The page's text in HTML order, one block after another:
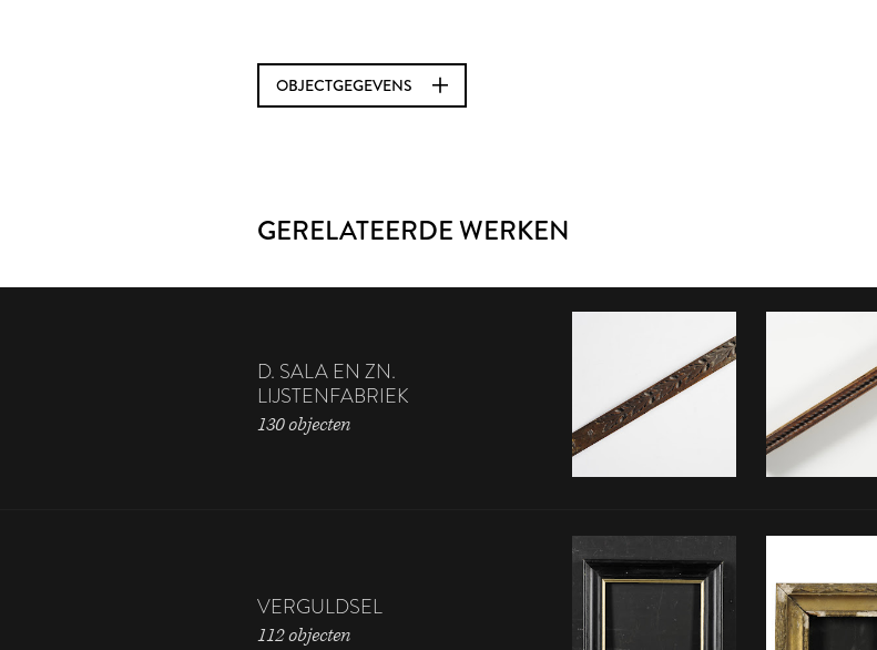
OBJECTGEGEVENS
GERELATEERDE WERKEN
D. SALA EN ZN.
LIJSTENFABRIEK
130 objecten
VERGULDSEL
112 objecten